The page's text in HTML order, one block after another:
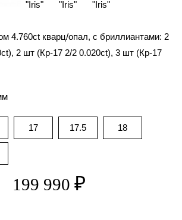
4.760ct кварц/опал, с бриллиантами: 2
2 шт (Кр-17 2/2 0.020ct), 3 шт (Кр-17
17 17.5 18